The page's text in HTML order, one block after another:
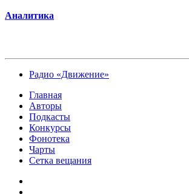
Аналитика
Радио «Движение»
Главная
Авторы
Подкасты
Конкурсы
Фонотека
Чарты
Сетка вещания